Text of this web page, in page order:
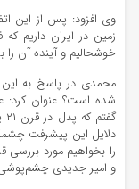
زمین در ایران داریم
خوشحالیم و آینده آن را
محمدی در پاسخ به
شده است؟ عنوان کرد:
دلایل این پیشرفت
را بخواهیم مورد بررسی
و امیر جدیدی چشم‌پوشی